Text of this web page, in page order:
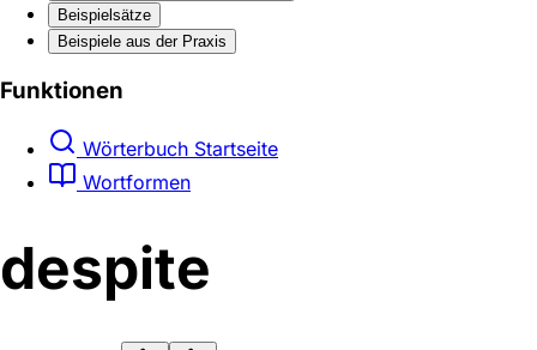
Beispielsätze
Beispiele aus der Praxis
Funktionen
Wörterbuch Startseite
Wortformen
despite